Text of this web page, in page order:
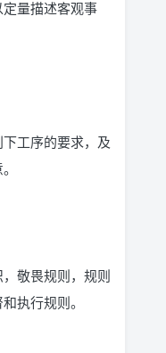
量描述客观事
工序的要求，及
敬畏规则，规则
执行规则。